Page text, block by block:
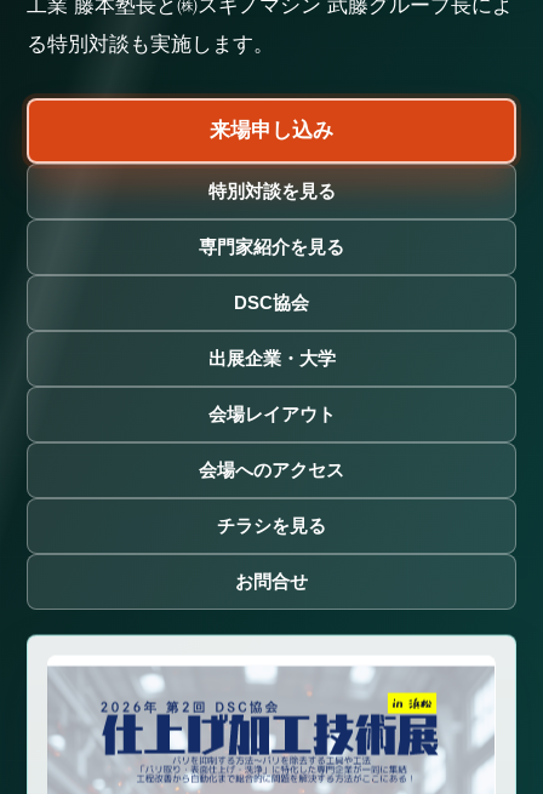
工業 藤本塾長と㈱スギノマシン 武藤グループ長によ
る特別対談も実施します。
来場申し込み
特別対談を見る
専門家紹介を見る
DSC協会
出展企業・大学
会場レイアウト
会場へのアクセス
チラシを見る
お問合せ